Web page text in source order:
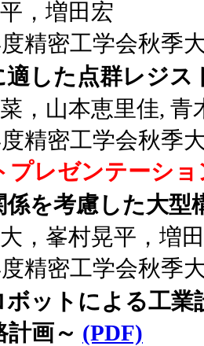
，増田宏
精密工学会秋季
適した点群レジ
，山本恵里佳,
精密工学会秋季
プレゼンテーショ
係を考慮した大型
，峯村晃平，増
精密工学会秋季
ボットによる工
画～ (PDF)